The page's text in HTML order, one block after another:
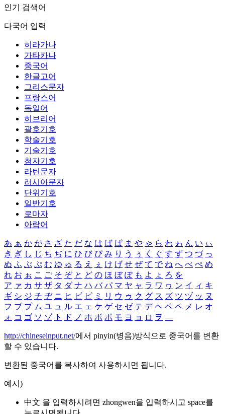
인기 검색어
다국어 입력
히라가나
가타카나
중국어
한글고어
그리스문자
프랑스어
독일어
히브리어
괄호기호
학술기호
기술기호
첨자기호
라틴문자
러시아문자
단위기호
일반기호
로마자
아랍어
あ ぁ か が さ ざ た だ な は ば ぱ ま や ゃ ら わ ゎ ん い ぃ
き ぎ し じ ち ぢ に ひ び ぴ み り う ぅ く ぐ す ず つ づ っ
ぬ ふ ぶ ぷ む ゆ ゅ る え ぇ け げ せ ぜ て で ね へ べ ぺ め
れ お ぉ こ ご そ ぞ と ど の ほ ぼ ぽ も よ ょ ろ を
ア ァ カ サ ザ タ ダ ナ ハ バ パ マ ヤ ャ ラ ワ ヮ ン イ ィ キ
ギ シ ジ チ ヂ ニ ヒ ビ ピ ミ リ ウ ゥ ク グ ス ズ ツ ヅ ッ ヌ
フ ブ プ ム ユ ュ ル エ ェ ケ ゲ セ ゼ テ デ ヘ ベ ペ メ レ オ
ォ コ ゴ ソ ゾ ト ド ノ ホ ボ ポ モ ヨ ョ ロ ヲ ―
http://chineseinput.net/에서 pinyin(병음)방식으로 중국어를 변환
할 수 있습니다.
변환된 중국어를 복사하여 사용하시면 됩니다.
예시)
中文 을 입력하시려면 zhongwen을 입력하시고 space를